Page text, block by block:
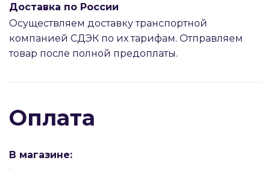
Доставка по России
Осуществляем доставку транспортной
компанией СДЭК по их тарифам. Отправляем
товар после полной предоплаты.
Оплата
В магазине: